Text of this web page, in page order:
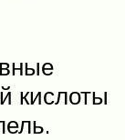
кислоты